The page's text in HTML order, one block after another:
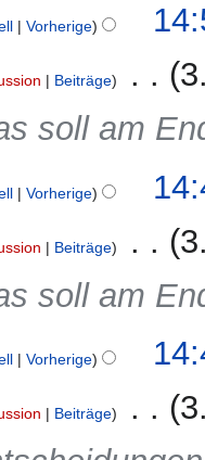
Vorherige
Beiträge
soll am
Vorherige
Beiträge
soll am
Vorherige
Beiträge